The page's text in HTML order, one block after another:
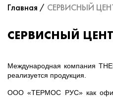
Главная СЕРВИСНЫЙ
СЕРВИСНЫЙ
Международная компания
реализуется продукция.
ООО «ТЕРМОС РУС» как